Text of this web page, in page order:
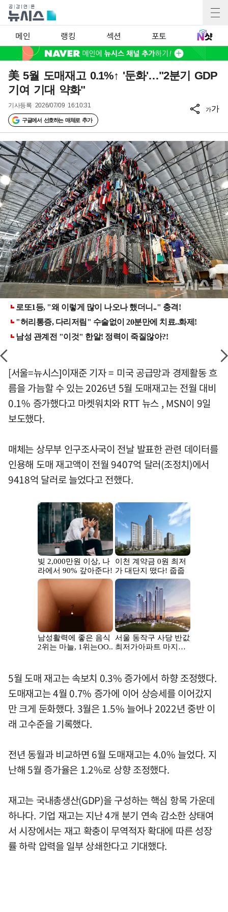
메인 랭킹 섹션 포토
美 5월 도매재고 0.1%↑ '둔화'…"2분기 GDP
기여 기대 약화"
기사등록 2026/07/09 16:10:31
구글에서 선호하는 매체로 추가
가가
[서울=뉴시스]이재준 기자 = 미국 공급망과 경제활동 흐
름을 가늠할 수 있는 2026년 5월 도매재고는 전월 대비
0.1% 증가했다고 마켓워치와 RTT 뉴스 , MSN이 9일
보도했다.
매체는 상무부 인구조사국이 전날 발표한 관련 데이터를
인용해 도매 재고액이 전월 9407억 달러(조정치)에서
9418억 달러로 늘었다고 전했다.
5월 도매 재고는 속보치 0.3% 증가에서 하향 조정했다.
도매재고는 4월 0.7% 증가에 이어 상승세를 이어갔지
만 크게 둔화했다. 3월은 1.5% 늘어나 2022년 중반 이
래 고수준을 기록했다.
전년 동월과 비교하면 6월 도매재고는 4.0% 늘었다. 지
난해 5월 증가율은 1.2%로 상향 조정했다.
재고는 국내총생산(GDP)을 구성하는 핵심 항목 가운데
하나다. 기업 재고는 지난 4개 분기 연속 감소한 상태여
서 시장에서는 재고 확충이 무역적자 확대에 따른 성장
률 하락 압력을 일부 상쇄한다고 기대했다.